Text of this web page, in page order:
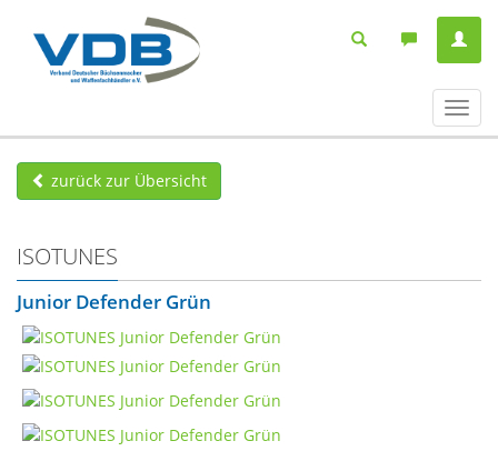
ein-/
zurück zur Übersicht
ISOTUNES
Junior Defender Grün